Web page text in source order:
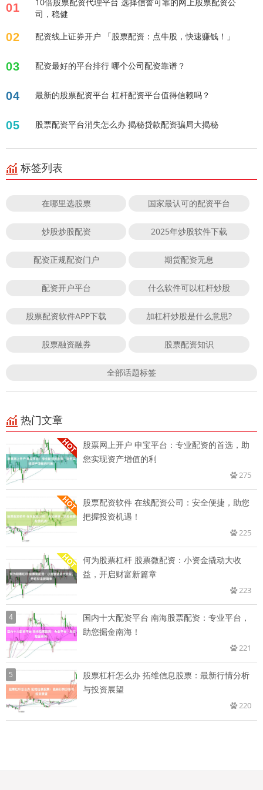
01
司，稳健
02 配资线上证券开户 「股票配资：点牛股，快速赚钱！」
03 配资最好的平台排行 哪个公司配资靠谱？
04 最新的股票配资平台 杠杆配资平台值得信赖吗？
05 股票配资平台消失怎么办 揭秘贷款配资骗局大揭秘
标签列表
在哪里选股票 国家最认可的配资平台
炒股炒股配资 2025年炒股软件下载
配资正规配资门户 期货配资无息
配资开户平台 什么软件可以杠杆炒股
股票配资软件APP下载 加杠杆炒股是什么意思?
股票融资融券 股票配资知识
全部话题标签
热门文章
股票网上开户 申宝平台：专业配资的首选，助
您实现资产增值的利
275
股票配资软件 在线配资公司：安全便捷，助您
把握投资机遇！
225
何为股票杠杆 股票微配资：小资金撬动大收
益，开启财富新篇章
223
4
国内十大配资平台 南海股票配资：专业平台，
助您掘金南海！
221
5
股票杠杆怎么办 拓维信息股票：最新行情分析
与投资展望
220